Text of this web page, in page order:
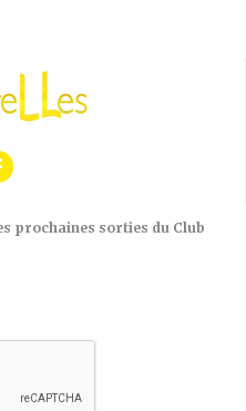
prochaines sorties du Club